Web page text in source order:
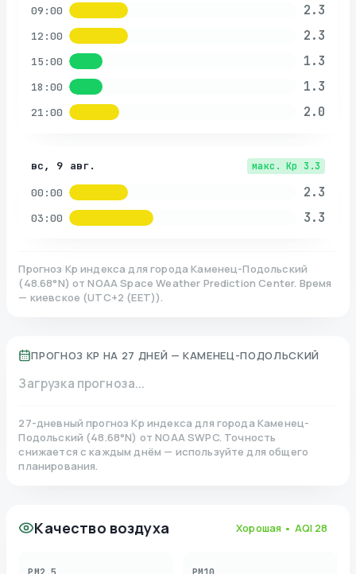
09:00 2.3
12:00 2.3
15:00 1.3
18:00 1.3
21:00 2.0
вс, 9 авг. макс. Kp 3.3
00:00 2.3
03:00 3.3
Прогноз Kp индекса для города Каменец-Подольский
(48.68°N)от NOAA Space Weather Prediction Center. Время
— киевское (UTC+2 (EET)).
ПРОГНОЗ KP НА 27 ДНЕЙ — КАМЕНЕЦ-ПОДОЛЬСКИЙ
Загрузка прогноза...
27-дневный прогноз Kp индекса для города Каменец-
Подольский (48.68°N) от NOAA SWPC. Точность
снижается с каждым днём — используйте для общего
планирования.
Качество воздуха Хорошая • AQI 28